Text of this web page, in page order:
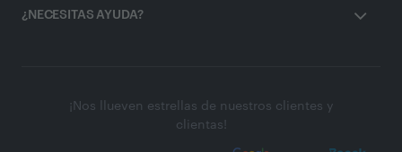
¿NECESITAS AYUDA?
¡Nos llueven estrellas de nuestros clientes y
clientas!